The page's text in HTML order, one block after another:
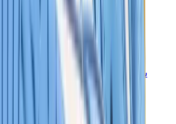
سنيكرز للأطفال
جوردن للأطفال
ييزي للأطفال
نايكي للأطفال
View All
سنيكرز للأطفال